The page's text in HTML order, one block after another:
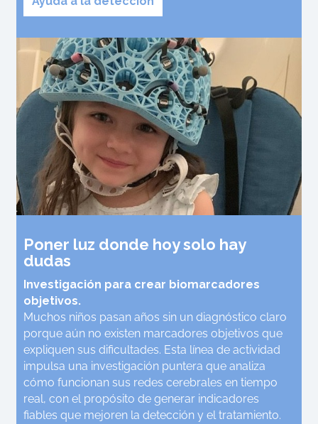
Poner luz donde hoy solo hay
dudas
Investigación para crear biomarcadores
objetivos.
Muchos niños pasan años sin un diagnóstico claro
porque aún no existen marcadores objetivos que
expliquen sus dificultades. Esta línea de actividad
impulsa una investigación puntera que analiza
cómo funcionan sus redes cerebrales en tiempo
real, con el propósito de generar indicadores
fiables que mejoren la detección y el tratamiento.